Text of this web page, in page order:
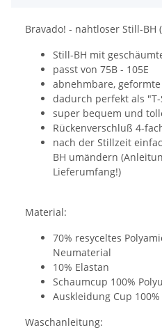
Bravado! - nahtloser Still-BH
Still-BH mit
passt von 75B - 105E
abnehmbare,
dadurch perfekt als
super bequem und
Rückenverschluß 4-
nach der Stillzeit
BH umändern
Lieferumfang!)
Material:
70% resyceltes
Neumaterial
10% Elastan
Schaumcup 100%
Auskleidung Cup
Waschanleitung: